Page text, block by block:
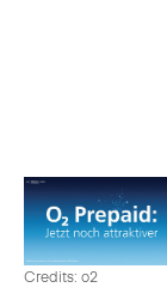
Credits: o2